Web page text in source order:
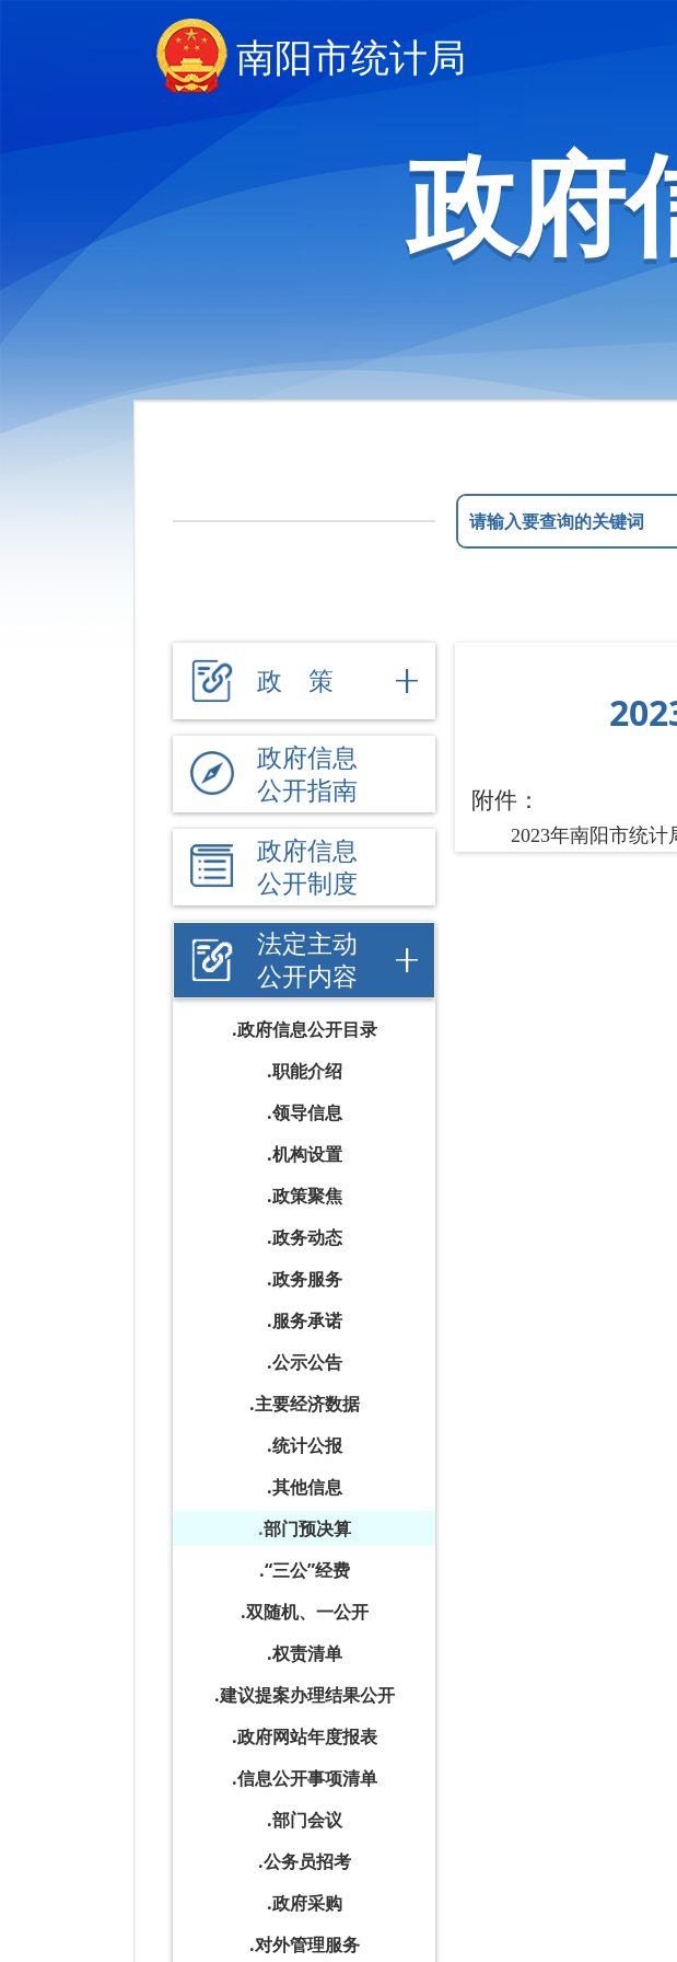
南阳市统计局
政府
政 策
政府信息
公开指南
政府信息
公开制度
法定主动
公开内容
政府信息公开目录
职能介绍
领导信息
机构设置
政策聚焦
政务动态
政务服务
服务承诺
公示公告
主要经济数据
统计公报
其他信息
部门预决算
“三公”经费
双随机、一公开
权责清单
建议提案办理结果公开
政府网站年度报表
信息公开事项清单
部门会议
公务员招考
政府采购
对外管理服务
附件：
2023年南阳市统计